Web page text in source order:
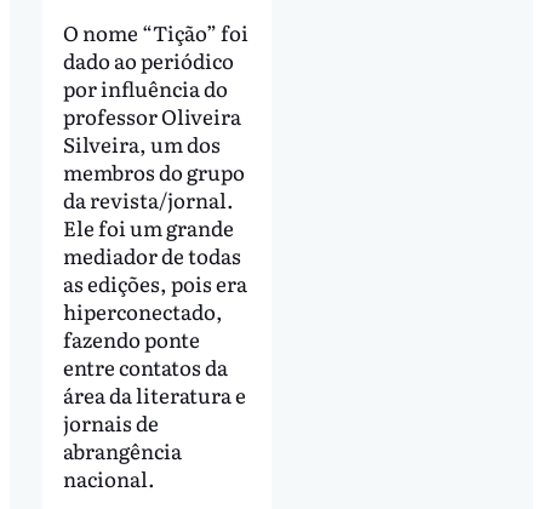
O nome “Tição” foi
dado ao periódico
por influência do
professor Oliveira
Silveira, um dos
membros do grupo
da revista/jornal.
Ele foi um grande
mediador de todas
as edições, pois era
hiperconectado,
fazendo ponte
entre contatos da
área da literatura e
jornais de
abrangência
nacional.